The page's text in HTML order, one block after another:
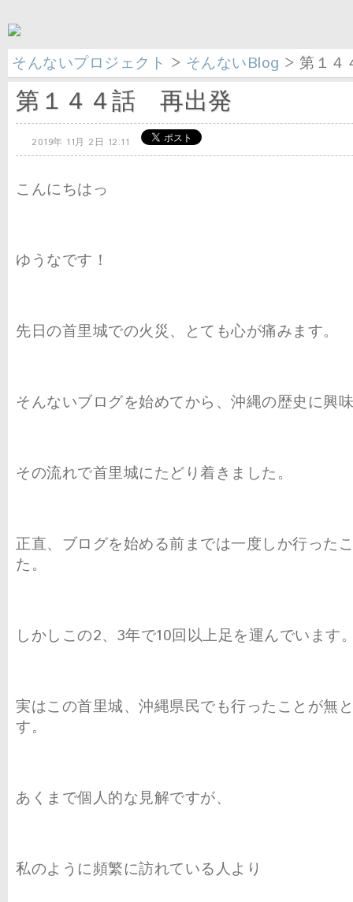
そんないプロジェクト > そんないBlog > 第１
第１４４話 再出発
2019年 11月 2日 12:11
こんにちはっ
ゆうなです！
先日の首里城での火災、とても心が痛みます。
そんないブログを始めてから、沖縄の歴史に興
その流れで首里城にたどり着きました。
正直、ブログを始める前までは一度しか行った
た。
しかしこの2、3年で10回以上足を運んでいます
実はこの首里城、沖縄県民でも行ったことが無
す。
あくまで個人的な見解ですが、
私のように頻繁に訪れている人より